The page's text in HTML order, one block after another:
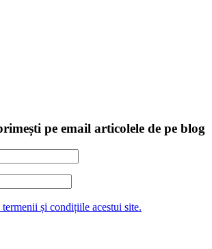
pe email articolele de pe blog
termenii și condițiile acestui site.